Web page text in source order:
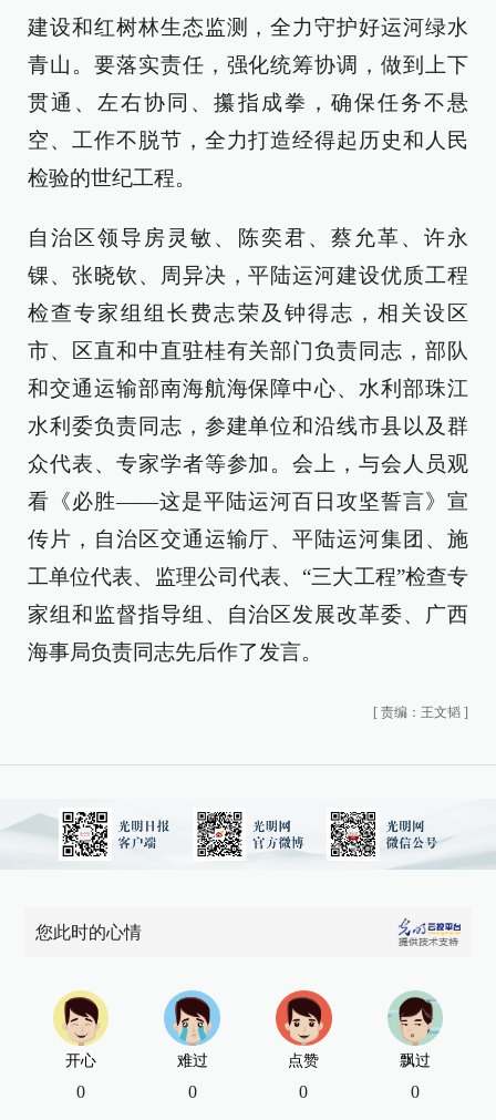
建设和红树林生态监测，全力守护好运河绿水
青山。要落实责任，强化统筹协调，做到上下
贯通、左右协同、攥指成拳，确保任务不悬
空、工作不脱节，全力打造经得起历史和人民
检验的世纪工程。
自治区领导房灵敏、陈奕君、蔡允革、许永
锞、张晓钦、周异决，平陆运河建设优质工程
检查专家组组长费志荣及钟得志，相关设区
市、区直和中直驻桂有关部门负责同志，部队
和交通运输部南海航海保障中心、水利部珠江
水利委负责同志，参建单位和沿线市县以及群
众代表、专家学者等参加。会上，与会人员观
看《必胜——这是平陆运河百日攻坚誓言》宣
传片，自治区交通运输厅、平陆运河集团、施
工单位代表、监理公司代表、“三大工程”检查专
家组和监督指导组、自治区发展改革委、广西
海事局负责同志先后作了发言。
[ 责编：王文韬 ]
您此时的心情
开心
0
难过
0
点赞
0
飘过
0